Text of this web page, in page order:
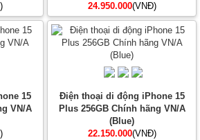
24.950.000(VNĐ)
15
VN/A
Điện thoại di động iPhone 15
Plus 256GB Chính hãng VN/A
(Blue)
22.150.000(VNĐ)